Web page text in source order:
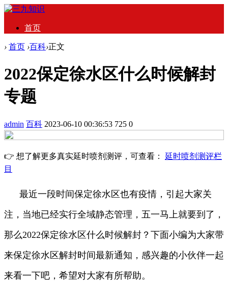
首页
› 首页 ›百科›正文
2022保定徐水区什么时候解封
专题
admin 百科 2023-06-10 00:36:53 725 0
👉 想了解更多真实延时喷剂测评，可查看： 延时喷剂测评栏
目
最近一段时间保定徐水区也有疫情，引起大家关
注，当地已经实行全域静态管理，五一马上就要到了，
那么2022保定徐水区什么时候解封？下面小编为大家带
来保定徐水区解封时间最新通知，感兴趣的小伙伴一起
来看一下吧，希望对大家有所帮助。